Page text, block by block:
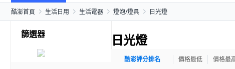
酷澎首頁 生活日用 生活電器 燈泡/燈具 日光燈
篩選器 日光燈
酷澎評分排名 價格最低 價格最